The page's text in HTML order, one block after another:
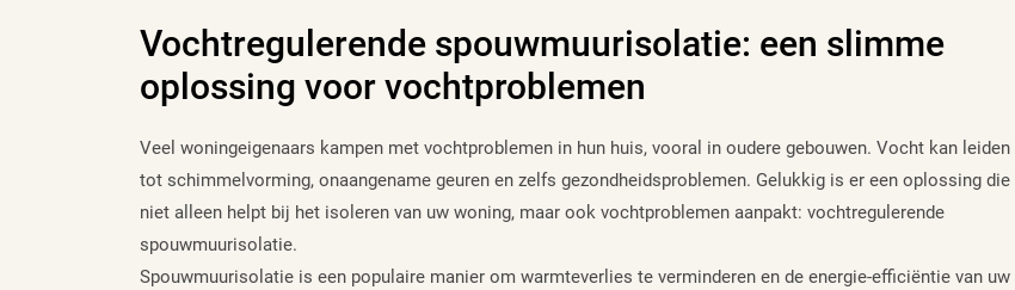
Vochtregulerende spouwmuurisolatie: een slimme
oplossing voor vochtproblemen
Veel woningeigenaars kampen met vochtproblemen in hun huis, vooral in oudere gebouwen. Vocht kan leiden
tot schimmelvorming, onaangename geuren en zelfs gezondheidsproblemen. Gelukkig is er een oplossing die
niet alleen helpt bij het isoleren van uw woning, maar ook vochtproblemen aanpakt: vochtregulerende
spouwmuurisolatie.
Spouwmuurisolatie is een populaire manier om warmteverlies te verminderen en de energie-efficiëntie van uw